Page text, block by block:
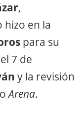
,
hizo en la
para su
7 de
y la revisión
Arena.